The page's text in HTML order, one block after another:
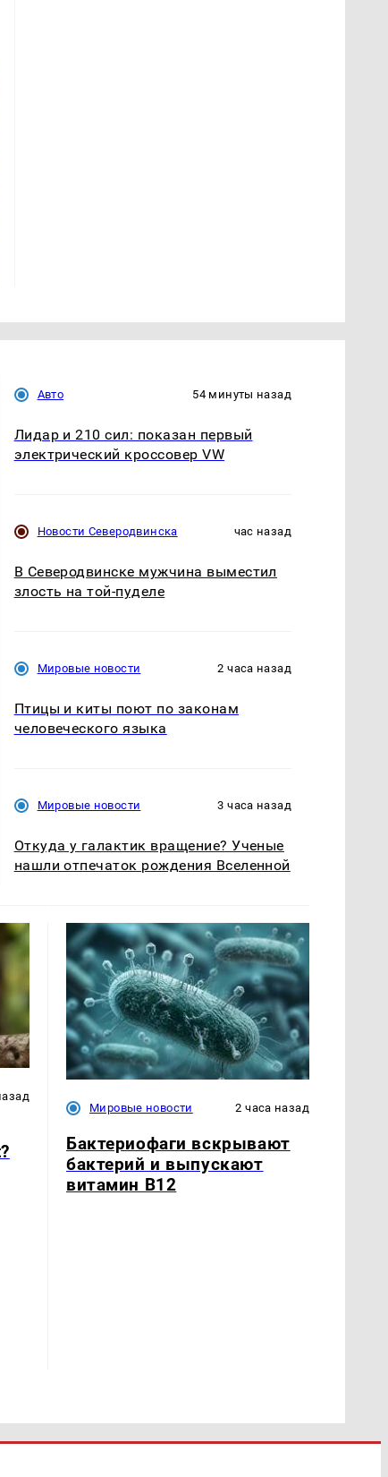
Авто 54 минуты назад
Лидар и 210 сил: показан первый
электрический кроссовер VW
Новости Северодвинска час назад
В Северодвинске мужчина выместил
злость на той-пуделе
Мировые новости 2 часа назад
Птицы и киты поют по законам
человеческого языка
Мировые новости 3 часа назад
Откуда у галактик вращение? Ученые
нашли отпечаток рождения Вселенной
Мировые новости 2 часа назад
Бактериофаги вскрывают
бактерий и выпускают
витамин B12